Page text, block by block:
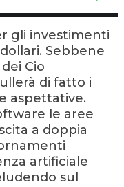
gli investimenti
Sebbene
Cio
di fatto i
aspettative.
le aree
a doppia
artificiale
sul